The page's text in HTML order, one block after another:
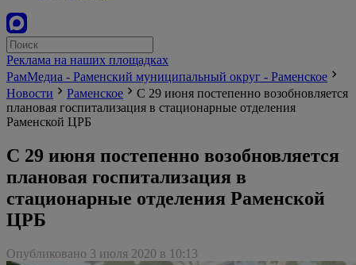
Реклама на наших площадках
РамМедиа - Раменский муниципальный округ - Раменское
Новости
Раменское
С 29 июня постепенно возобновляется
плановая госпитализация в стационарные отделения
Раменской ЦРБ
С 29 июня постепенно возобновляется
плановая госпитализация в
стационарные отделения Раменской
ЦРБ
Опубликовано 3 июля 2020 в 10:13